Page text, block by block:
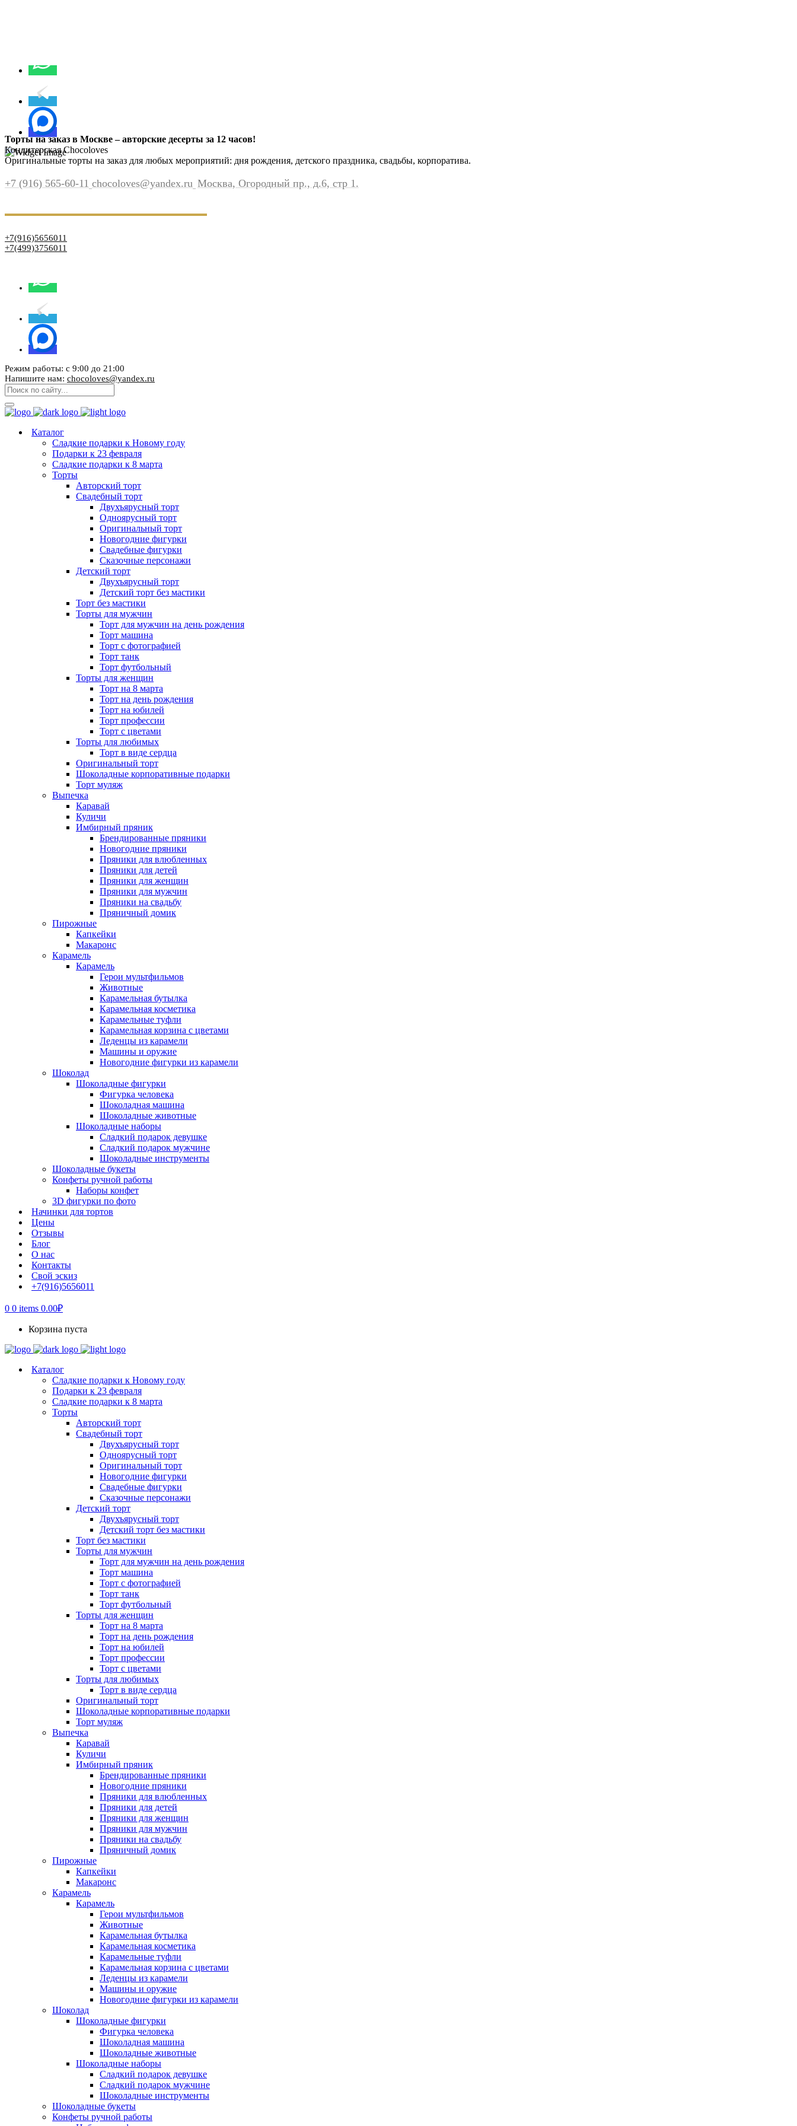
Торты на заказ в Москве – авторские десерты за 12 часов!
Кондитерская Chocoloves
Оригинальные торты на заказ для любых мероприятий: дня рождения, детского праздника, свадьбы, корпоратива.
+7 (916) 565-60-11 chocoloves@yandex.ru Москва, Огородный пр., д.6, стр 1.
+7(916)5656011
+7(499)3756011
Режим работы: с 9:00 до 21:00
Напишите нам: chocoloves@yandex.ru
Каталог
Сладкие подарки к Новому году
Подарки к 23 февраля
Сладкие подарки к 8 марта
Торты
Авторский торт
Свадебный торт
Двухъярусный торт
Одноярусный торт
Оригинальный торт
Новогодние фигурки
Свадебные фигурки
Сказочные персонажи
Детский торт
Двухъярусный торт
Детский торт без мастики
Торт без мастики
Торты для мужчин
Торт для мужчин на день рождения
Торт машина
Торт с фотографией
Торт танк
Торт футбольный
Торты для женщин
Торт на 8 марта
Торт на день рождения
Торт на юбилей
Торт профессии
Торт с цветами
Торты для любимых
Торт в виде сердца
Оригинальный торт
Шоколадные корпоративные подарки
Торт муляж
Выпечка
Каравай
Куличи
Имбирный пряник
Брендированные пряники
Новогодние пряники
Пряники для влюбленных
Пряники для детей
Пряники для женщин
Пряники для мужчин
Пряники на свадьбу
Пряничный домик
Пирожные
Капкейки
Макаронс
Карамель
Карамель
Герои мультфильмов
Животные
Карамельная бутылка
Карамельная косметика
Карамельные туфли
Карамельная корзина с цветами
Леденцы из карамели
Машины и оружие
Новогодние фигурки из карамели
Шоколад
Шоколадные фигурки
Фигурка человека
Шоколадная машина
Шоколадные животные
Шоколадные наборы
Сладкий подарок девушке
Сладкий подарок мужчине
Шоколадные инструменты
Шоколадные букеты
Конфеты ручной работы
Наборы конфет
3D фигурки по фото
Начинки для тортов
Цены
Отзывы
Блог
О нас
Контакты
Свой эскиз
+7(916)5656011
0 0 items 0.00₽
Корзина пуста
Каталог
Сладкие подарки к Новому году
Подарки к 23 февраля
Сладкие подарки к 8 марта
Торты
Авторский торт
Свадебный торт
Двухъярусный торт
Одноярусный торт
Оригинальный торт
Новогодние фигурки
Свадебные фигурки
Сказочные персонажи
Детский торт
Двухъярусный торт
Детский торт без мастики
Торт без мастики
Торты для мужчин
Торт для мужчин на день рождения
Торт машина
Торт с фотографией
Торт танк
Торт футбольный
Торты для женщин
Торт на 8 марта
Торт на день рождения
Торт на юбилей
Торт профессии
Торт с цветами
Торты для любимых
Торт в виде сердца
Оригинальный торт
Шоколадные корпоративные подарки
Торт муляж
Выпечка
Каравай
Куличи
Имбирный пряник
Брендированные пряники
Новогодние пряники
Пряники для влюбленных
Пряники для детей
Пряники для женщин
Пряники для мужчин
Пряники на свадьбу
Пряничный домик
Пирожные
Капкейки
Макаронс
Карамель
Карамель
Герои мультфильмов
Животные
Карамельная бутылка
Карамельная косметика
Карамельные туфли
Карамельная корзина с цветами
Леденцы из карамели
Машины и оружие
Новогодние фигурки из карамели
Шоколад
Шоколадные фигурки
Фигурка человека
Шоколадная машина
Шоколадные животные
Шоколадные наборы
Сладкий подарок девушке
Сладкий подарок мужчине
Шоколадные инструменты
Шоколадные букеты
Конфеты ручной работы